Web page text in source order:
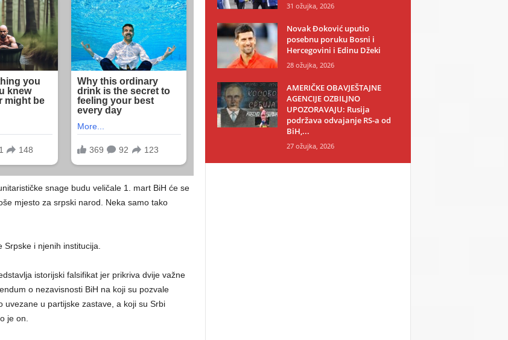
snage budu veličale 1. mart BiH će se
mjesto za srpski narod. Neka samo tako
Srpske i njenih institucija.
istorijski falsifikat jer prikriva dvije važne
o nezavisnosti BiH na koji su pozvale
uvezane u partijske zastave, a koji su Srbi
je on.
31 ožujka, 2026
Novak Đoković uputio
posebnu poruku Bosni i
Hercegovini i Edinu Džeki
28 ožujka, 2026
AMERIČKE OBAVJEŠTAJNE
AGENCIJE OZBILJNO
UPOZORAVAJU: Rusija
podržava odvajanje RS-a od
BiH,...
27 ožujka, 2026